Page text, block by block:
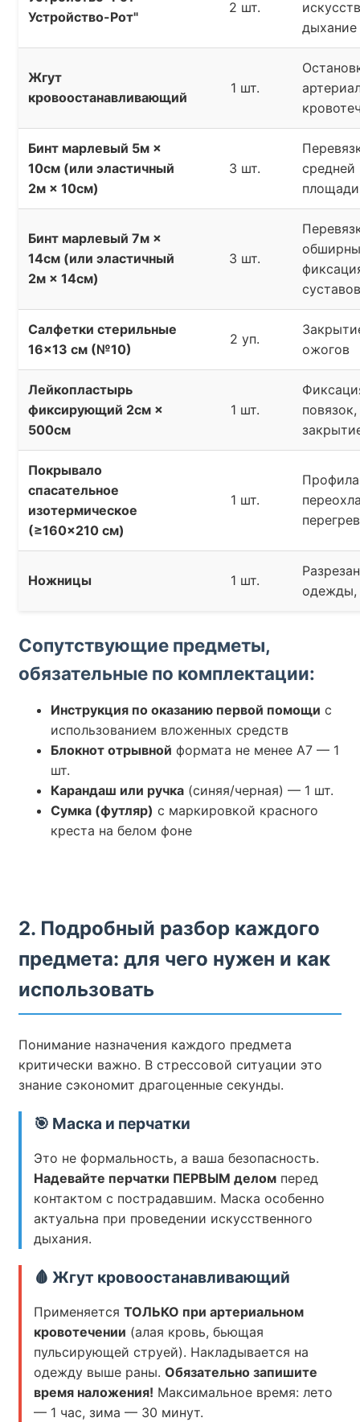
Устройство-Рот"
2 шт.
дыхание
Жгут
кровоостанавливающий
1 шт.
Бинт марлевый 5м ×
10см (или эластичный
2м × 10см)
3 шт.
средней
площади
Бинт марлевый 7м ×
14см (или эластичный
2м × 14см)
3 шт.
суставов
Салфетки стерильные
16×13 см (№10)
2 уп.
ожогов
Лейкопластырь
фиксирующий 2см ×
500см
1 шт.
повязок,
Покрывало
спасательное
изотермическое
(≥160×210 см)
1 шт.
Ножницы 1 шт.
одежды,
Сопутствующие предметы,
обязательные по комплектации:
Инструкция по оказанию первой помощи с
использованием вложенных средств
Блокнот отрывной формата не менее А7 — 1
шт.
Карандаш или ручка (синяя/черная) — 1 шт.
Сумка (футляр) с маркировкой красного
креста на белом фоне
2. Подробный разбор каждого
предмета: для чего нужен и как
использовать
Понимание назначения каждого предмета
критически важно. В стрессовой ситуации это
знание сэкономит драгоценные секунды.
🎯 Маска и перчатки
Это не формальность, а ваша безопасность.
Надевайте перчатки ПЕРВЫМ делом перед
контактом с пострадавшим. Маска особенно
актуальна при проведении искусственного
дыхания.
🩸 Жгут кровоостанавливающий
Применяется ТОЛЬКО при артериальном
кровотечении (алая кровь, бьющая
пульсирующей струей). Накладывается на
одежду выше раны. Обязательно запишите
время наложения! Максимальное время: лето
— 1 час, зима — 30 минут.